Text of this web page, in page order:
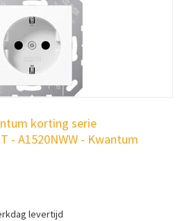
korting serie
- A1520NWW - Kwantum
levertijd